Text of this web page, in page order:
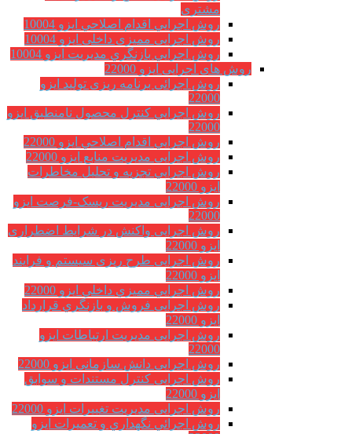
مشتری
روش اجرايي اقدام اصلاحي ایزو 10004
روش اجرایی ممیزی داخلی ایزو 10004
روش اجرايي بازنگري مديريت ایزو 10004
روش های اجرایی ایزو 22000
روش اجرائی برنامه ريزی توليد ایزو
22000
روش اجرايي كنترل محصول نامنطبق ایزو
22000
روش اجرايي اقدام اصلاحي ایزو 22000
روش اجرایی مدیریت منابع ایزو 22000
روش اجرايي تجزیه و تحلیل مخاطرات
ایزو 22000
روش اجرایی مدیریت ریسک-فرصت ایزو
22000
روش اجرایی واکنش در شرایط اضطراری
ایزو 22000
روش اجرایی طرح ریزی سیستم و فرایند
ایزو 22000
روش اجرايي مميزي داخلي ایزو 22000
روش اجرایی فروش و بازنگري قرارداد
ایزو 22000
روش اجرایی مدیریت ارتباطات ایزو
22000
روش اجرایی دانش سازمانی ایزو 22000
روش اجرایی کنترل مستندات و سوابق
ایزو 22000
روش اجرایی مدیریت تغییرات ایزو 22000
روش اجرائي نگهداري و تعميرات ایزو